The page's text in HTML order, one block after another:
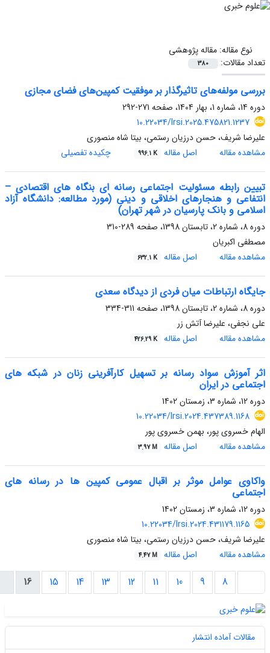
نوع مقاله:مقاله پژوهشی
تعداد مقالات:
380
بررسی مولفه‌های تاثیرگذار بر موفقیت کمپین‌های فضای مجازی
دوره 14، شماره 1، بهار 1404، صفحه
271-292
10.22034/lrsi.2025.475821.1237
علیرضا شریف، حسن درزیان رستمی، بیتا شاه منصوری
مشاهده مقاله
اصل مقاله 996.1 K چکیده تفصیلی
تبیین رابطه مسئولیت اجتماعی رسانه ای بنگاه های اقتصادی –
انتفاعی و هنجارهای اخلاقی و دینی (مورد مطالعه: دانشگاه آزاد
اسلامی و بانک پارسیان در شهر تهران)
دوره 8، شماره 2، تابستان 1398، صفحه
289-310
مصطفی اکبریان
مشاهده مقاله
اصل مقاله 632.1 K
جایگاه ارتباطات میان فردی از دیدگاه سعدی
دوره 8، شماره 2، تابستان 1398، صفحه
311-334
علی نجفی، علیرضا آتش زر
مشاهده مقاله
اصل مقاله 426.29 K
اثر آموزش سواد رسانه بر تسهیل کارآفرینی زنان در شبکه های
اجتماعی در ایران
دوره 12، شماره 3، زمستان 1402
10.22034/lrsi.2024.437389.1168
الهام خسروی پور، بهمن خسروی پور
مشاهده مقاله
اصل مقاله 3.97 M
واکاوی عوامل موثر بر اقبال عمومی کمپین ها در رسانه های
اجتماعی
دوره 12، شماره 3، زمستان 1402
10.22034/lrsi.2024.431179.1165
علیرضا شریف، حسن درزیان رستمی، بیتا شاه منصوری
مشاهده مقاله
اصل مقاله 4.47 M
8
9
10
11
12
13
14
15
16
مقالات آماده انتشار